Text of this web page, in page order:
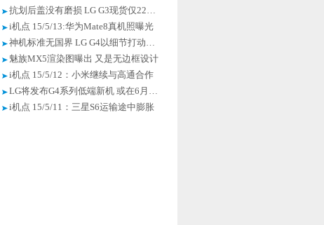
抗划后盖没有磨损 LG G3现货仅2299元
i机点 15/5/13:华为Mate8真机照曝光
神机标准无国界 LG G4以细节打动世界
魅族MX5渲染图曝出 又是无边框设计
i机点 15/5/12：小米继续与高通合作
LG将发布G4系列低端新机 或在6月推出
i机点 15/5/11：三星S6运输途中膨胀